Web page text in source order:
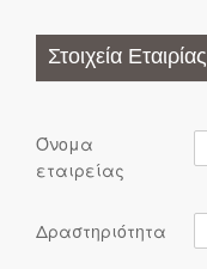
Στοιχεία Εταιρίας
Όνομα
εταιρείας
Δραστηριότητα